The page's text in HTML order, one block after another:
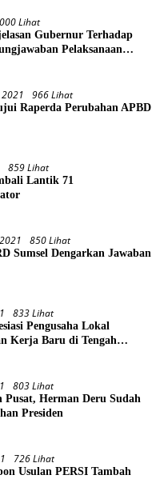
Lihat
Gubernur Terhadap
Pelaksanaan
966 Lihat
Raperda Perubahan APBD
859 Lihat
Lantik 71
850 Lihat
Sumsel Dengarkan Jawaban
833 Lihat
Pengusaha Lokal
Kerja Baru di Tengah
803 Lihat
Pusat, Herman Deru Sudah
Presiden
726 Lihat
Usulan PERSI Tambah